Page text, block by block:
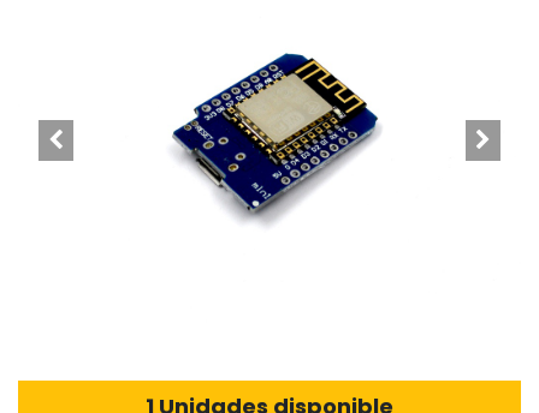
1 Unidades disponible